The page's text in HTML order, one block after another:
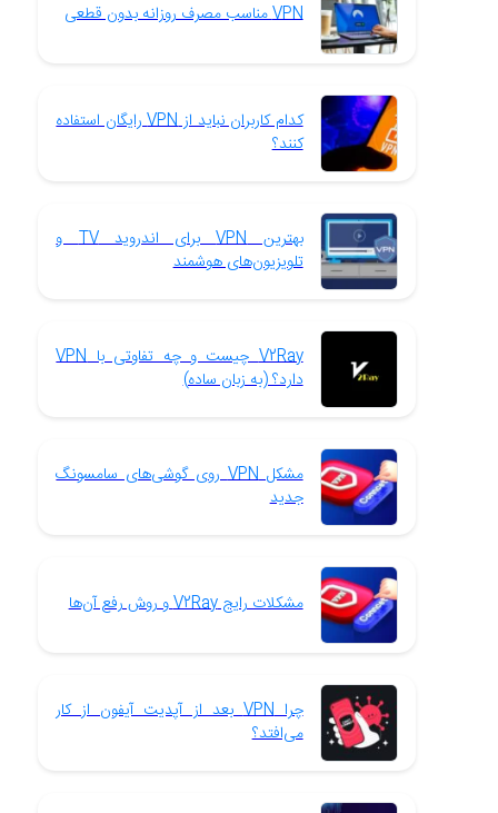
VPN مناسب مصرف روزانه بدون قطعی
کدام کاربران نباید از VPN رایگان استفاده
کنند؟
بهترین VPN برای اندروید TV و
تلویزیون‌های هوشمند
V2Ray چیست و چه تفاوتی با VPN
دارد؟ (به زبان ساده)
مشکل VPN روی گوشی‌های سامسونگ
جدید
مشکلات رایج V2Ray و روش رفع آن‌ها
چرا VPN بعد از آپدیت آیفون از کار
می‌افتد؟